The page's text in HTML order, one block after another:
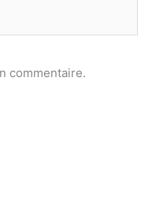
commentaire.